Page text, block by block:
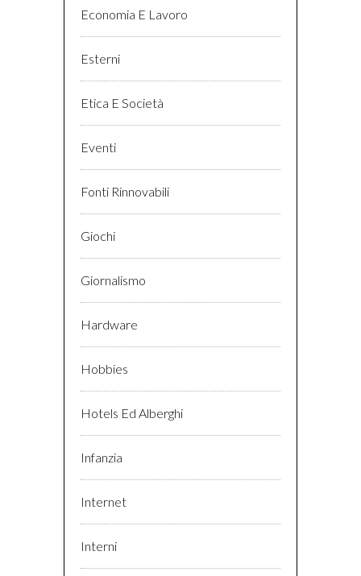
Economia E Lavoro
Esterni
Etica E Società
Eventi
Fonti Rinnovabili
Giochi
Giornalismo
Hardware
Hobbies
Hotels Ed Alberghi
Infanzia
Internet
Interni